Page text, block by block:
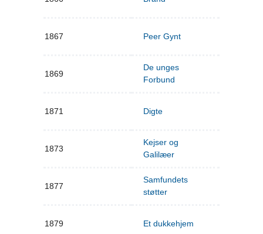
1867 Peer Gynt
1869
De unges
Forbund
1871 Digte
1873
Kejser og
Galilæer
1877
Samfundets
støtter
1879 Et dukkehjem